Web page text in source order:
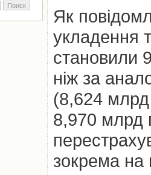
Як
укладення
становили
ніж за
(8,624 млрд
8,970 млрд
зокрема на